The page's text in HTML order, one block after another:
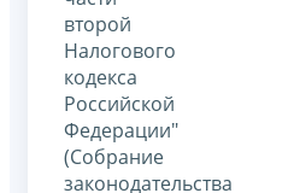
второй
Налогового
кодекса
Российской
Федерации"
(Собрание
законодательства